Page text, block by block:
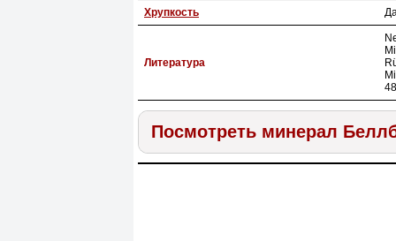
Хрупкость
Литература
Посмотреть минерал